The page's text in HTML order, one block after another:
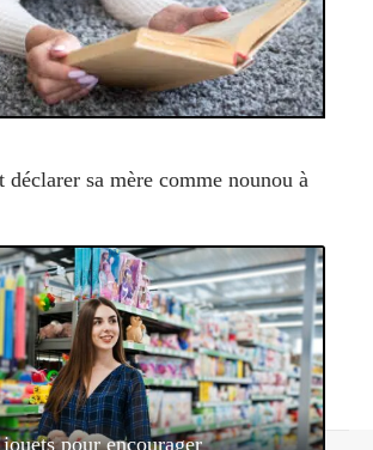
déclarer sa mère comme nounou à
pour encourager